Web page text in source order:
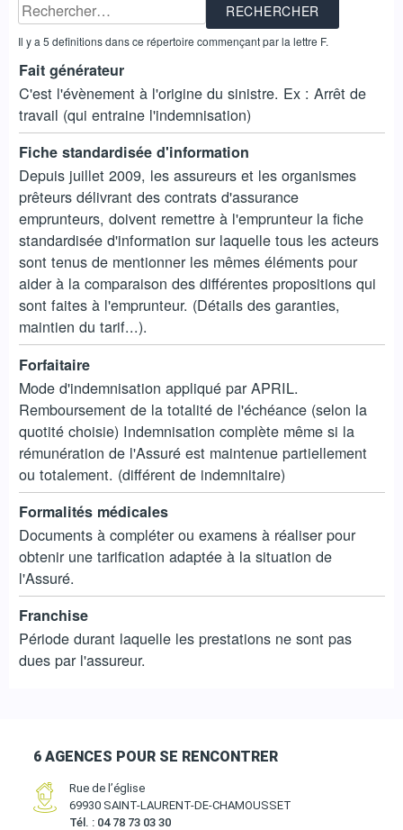
Il y a 5 definitions dans ce répertoire commençant par la lettre F.
Fait générateur
C'est l'évènement à l'origine du sinistre. Ex : Arrêt de
travail (qui entraine l'indemnisation)
Fiche standardisée d'information
Depuis juillet 2009, les assureurs et les organismes
prêteurs délivrant des contrats d'assurance
emprunteurs, doivent remettre à l'emprunteur la fiche
standardisée d'information sur laquelle tous les acteurs
sont tenus de mentionner les mêmes éléments pour
aider à la comparaison des différentes propositions qui
sont faites à l'emprunteur. (Détails des garanties,
maintien du tarif...).
Forfaitaire
Mode d'indemnisation appliqué par APRIL.
Remboursement de la totalité de l'échéance (selon la
quotité choisie) Indemnisation complète même si la
rémunération de l'Assuré est maintenue partiellement
ou totalement. (différent de indemnitaire)
Formalités médicales
Documents à compléter ou examens à réaliser pour
obtenir une tarification adaptée à la situation de
l'Assuré.
Franchise
Période durant laquelle les prestations ne sont pas
dues par l'assureur.
6 AGENCES POUR SE RENCONTRER
Rue de l’église
69930 SAINT-LAURENT-DE-CHAMOUSSET
Tél. : 04 78 73 03 30